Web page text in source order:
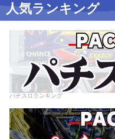
人気ランキング
パチスロランキング